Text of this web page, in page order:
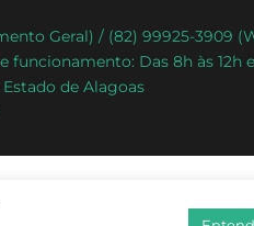
Geral) / (82) 99925-3909
Das 8h às 12h e
de Alagoas